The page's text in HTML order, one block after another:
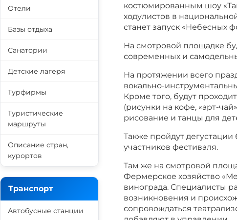
костюмированным шоу
ходулистов в
станет запуск «Небесных
На смотровой площадке
современных и
На протяжении всего
вокально-
Кроме того, будут
(рисунки на кофе, «арт-
рисование и танцы для
Также пройдут
участников фестиваля.
Там же на смотровой
Фермерское хозяйство
винограда. Специалисты
возникновения и
сопровождаться
Отели
Базы отдыха
Санатории
Детские лагеря
Турфирмы
Туристические
маршруты
Описание стран,
курортов
Транспорт
Автобусные станции